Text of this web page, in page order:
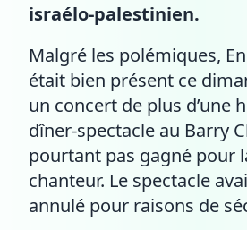
israélo-palestinien.
Malgré les polémiques,
était bien présent ce
un concert de plus d’une
dîner-spectacle au Barry
pourtant pas gagné pour
chanteur. Le spectacle
annulé pour raisons de